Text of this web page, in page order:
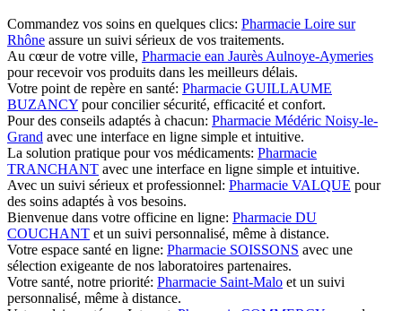
Commandez vos soins en quelques clics: Pharmacie Loire sur
Rhône assure un suivi sérieux de vos traitements.
Au cœur de votre ville, Pharmacie ean Jaurès Aulnoye-Aymeries
pour recevoir vos produits dans les meilleurs délais.
Votre point de repère en santé: Pharmacie GUILLAUME
BUZANCY pour concilier sécurité, efficacité et confort.
Pour des conseils adaptés à chacun: Pharmacie Médéric Noisy-le-
Grand avec une interface en ligne simple et intuitive.
La solution pratique pour vos médicaments: Pharmacie
TRANCHANT avec une interface en ligne simple et intuitive.
Avec un suivi sérieux et professionnel: Pharmacie VALQUE pour
des soins adaptés à vos besoins.
Bienvenue dans votre officine en ligne: Pharmacie DU
COUCHANT et un suivi personnalisé, même à distance.
Votre espace santé en ligne: Pharmacie SOISSONS avec une
sélection exigeante de nos laboratoires partenaires.
Votre santé, notre priorité: Pharmacie Saint-Malo et un suivi
personnalisé, même à distance.